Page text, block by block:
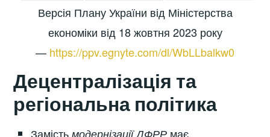
Версія Плану України від Міністерства
економіки від 18 жовтня 2023 року
— https://ppv.egnyte.com/dl/WbLLbalkw0
Децентралізація та
регіональна політика
Замістьмодернізації ДФРР має